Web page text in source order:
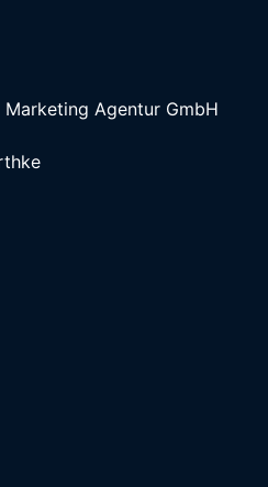
Agentur GmbH